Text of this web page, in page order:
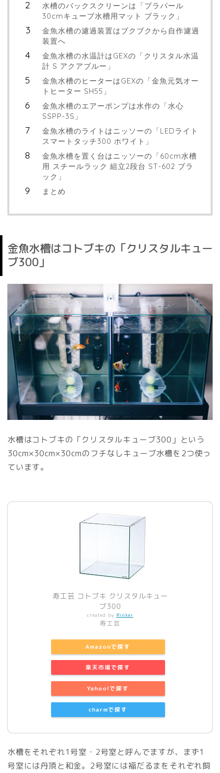
水槽のバックスクリーンは「プラパール
30cmキューブ水槽用マット ブラック」
金魚水槽の濾過装置はブクブクから自作濾過
装置へ
金魚水槽の水温計はGEXの「クリスタル水温
計 S アクアブルー」
金魚水槽のヒーターはGEXの「金魚元気オー
トヒーター SH55」
金魚水槽のエアーポンプは水作の「水心
SSPP-3S」
金魚水槽のライトはニッソーの「LEDライト
スマートタッチ300 ホワイト」
金魚水槽を置く台はニッソーの「60cm水槽
用 スチールラック 組立2段台 ST-602 ブラ
ック」
まとめ
金魚水槽はコトブキの「クリスタルキュー
ブ300」
水槽はコトブキの「クリスタルキューブ300」という
30cm×30cm×30cmのフチなしキューブ水槽を2つ使っ
ています。
寿工芸 コトブキ クリスタルキュー
ブ300
created by Rinker
寿工芸
Amazonで探す
楽天市場で探す
Yahoo!で探す
charmで探す
水槽をそれぞれ1号室・2号室と呼んでますが、まず1
号室には丹頂と和金。2号室には福だるまをそれぞれ飼